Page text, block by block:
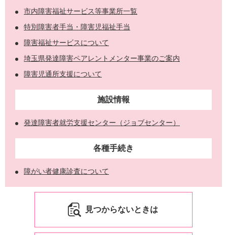
市内障害福祉サービス等事業所一覧
特別障害者手当・障害児福祉手当
障害福祉サービスについて
埼玉県発達障害ペアレントメンター事業のご案内
障害児通所支援について
施設情報
発達障害者就労支援センター（ジョブセンター）
各種手続き
障がい者健康診査について
見つからないときは